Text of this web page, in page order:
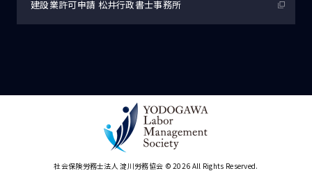
建設業許可申請 松井行政書士事務所
社会保険労務士法人 淀川労務協会 © 2026 All Rights Reserved.